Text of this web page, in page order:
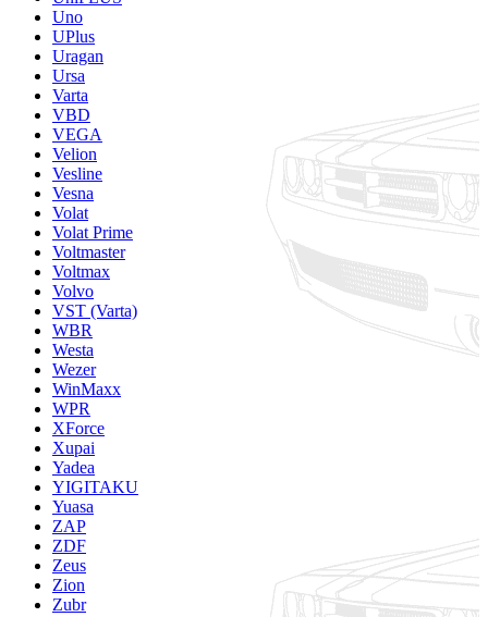
Uno
UPlus
Uragan
Ursa
Varta
VBD
VEGA
Velion
Vesline
Vesna
Volat
Volat Prime
Voltmaster
Voltmax
Volvo
VST (Varta)
WBR
Westa
Wezer
WinMaxx
WPR
XForce
Xupai
Yadea
YIGITAKU
Yuasa
ZAP
ZDF
Zeus
Zion
Zubr